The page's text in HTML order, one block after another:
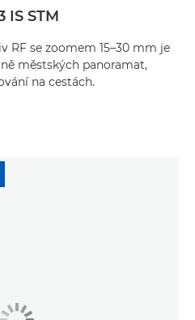
IS STM
RF se zoomem 15–30 mm je
městských panoramat,
na cestách.